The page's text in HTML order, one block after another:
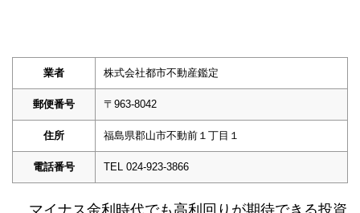
業者 株式会社都市不動産鑑定
郵便番号 〒963-8042
住所 福島県郡山市不動前１丁目１
電話番号 TEL 024-923-3866